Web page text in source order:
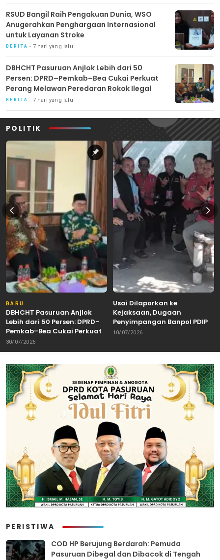
RSUD Bangil Raih Pengakuan Dunia, WSO
Anugerahkan Penghargaan Internasional
untuk Layanan Stroke
BERITA 7 hari yang lalu
DBHCHT Pasuruan Anjlok Lebih dari 50
Persen: DPRD–Pemkab–Bea Cukai Perkuat
Perang Melawan Peredaran Rokok Ilegal
BERITA 7 hari yang lalu
POLITIK
BARU
DBHCHT Pasuruan Anjlok
Lebih dari 50 Persen: DPRD–
Pemkab–Bea Cukai Perkuat
Perang Melawan Peredaran
30/07/2026
Usai Dilaporkan ke
Kejaksaan, Dugaan
Penyimpangan Banpol PDIP
Pasuruan Dinyatakan
10/07/2026
PERISTIWA
COD HP Berujung Berdarah: Pemuda
Pasuruan Dibegal dan Dibacok di Tengah